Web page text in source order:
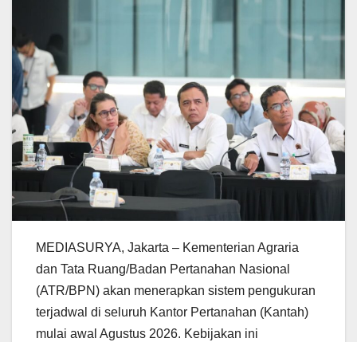
MEDIASURYA, Jakarta – Kementerian Agraria
dan Tata Ruang/Badan Pertanahan Nasional
(ATR/BPN) akan menerapkan sistem pengukuran
terjadwal di seluruh Kantor Pertanahan (Kantah)
mulai awal Agustus 2026. Kebijakan ini